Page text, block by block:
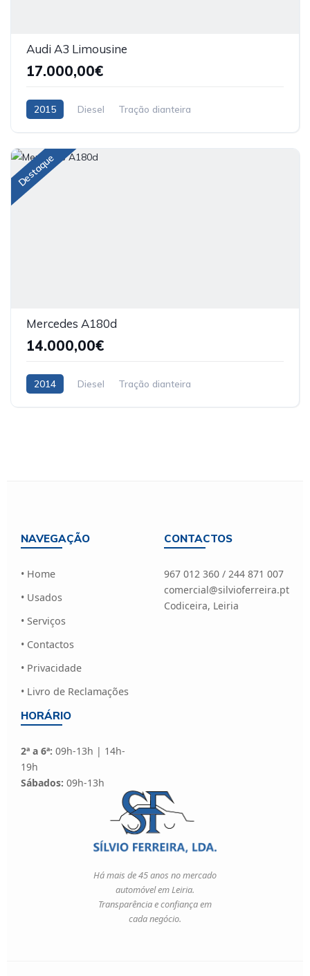
Audi A3 Limousine
17.000,00€
2015 Diesel Tração dianteira
Destaque
Mercedes A180d
14.000,00€
2014 Diesel Tração dianteira
NAVEGAÇÃO
• Home
• Usados
• Serviços
• Contactos
• Privacidade
• Livro de Reclamações
CONTACTOS
967 012 360 / 244 871 007
comercial@silvioferreira.pt
Codiceira, Leiria
HORÁRIO
2ª a 6ª: 09h-13h | 14h-
19h
Sábados: 09h-13h
Há mais de 45 anos no mercado
automóvel em Leiria.
Transparência e confiança em
cada negócio.